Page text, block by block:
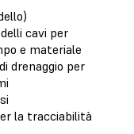
cavi per
e materiale
drenaggio per
la tracciabilità